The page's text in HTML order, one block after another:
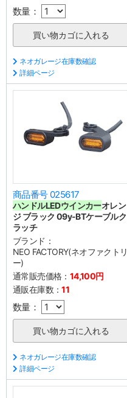
数量：
ネオガレージ在庫数確認
詳細ページ
商品番号 025617
ハンドルLEDウインカーオレン
ジ ブラック 09y-BTケーブルク
ラッチ
ブランド：
NEO FACTORY(ネオファクトリ
ー)
通常販売価格： 14,100円
通販在庫数：11
数量：
ネオガレージ在庫数確認
詳細ページ